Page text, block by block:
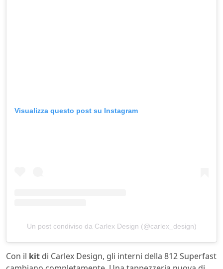
Visualizza questo post su Instagram
Un post condiviso da Carlex Design (@carlex_design)
Con il kit di Carlex Design, gli interni della 812 Superfast